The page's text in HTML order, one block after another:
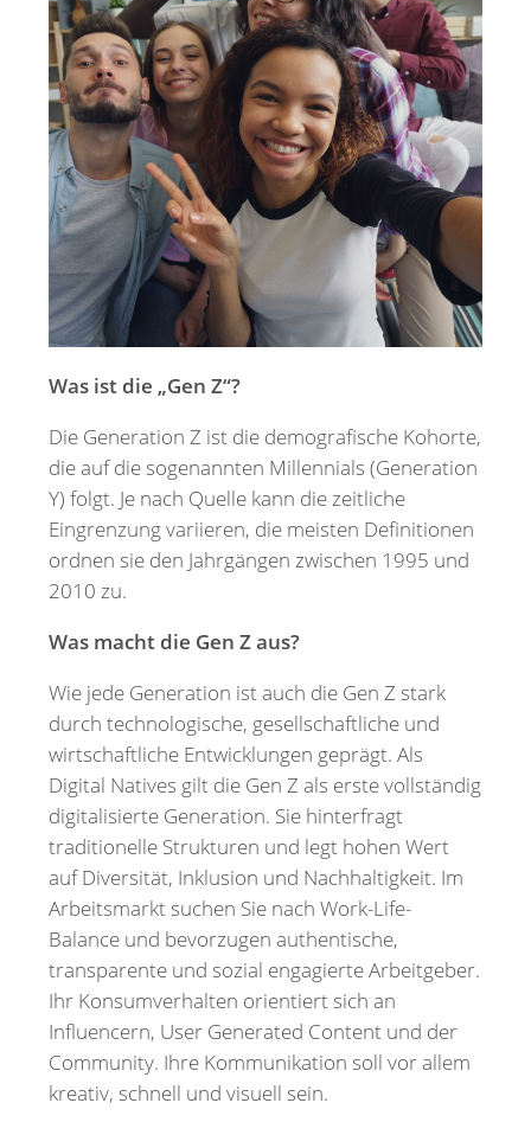
Merkzettel
Newsletter
Was ist die „Gen Z“?
Die Generation Z ist die demografische Kohorte,
die auf die sogenannten Millennials (Generation
Y) folgt. Je nach Quelle kann die zeitliche
Eingrenzung variieren, die meisten Definitionen
ordnen sie den Jahrgängen zwischen 1995 und
2010 zu.
Was macht die Gen Z aus?
Wie jede Generation ist auch die Gen Z stark
durch technologische, gesellschaftliche und
wirtschaftliche Entwicklungen geprägt. Als
Digital Natives gilt die Gen Z als erste vollständig
digitalisierte Generation. Sie hinterfragt
traditionelle Strukturen und legt hohen Wert
auf Diversität, Inklusion und Nachhaltigkeit. Im
Arbeitsmarkt suchen Sie nach Work-Life-
Balance und bevorzugen authentische,
transparente und sozial engagierte Arbeitgeber.
Ihr Konsumverhalten orientiert sich an
Influencern, User Generated Content und der
Community. Ihre Kommunikation soll vor allem
kreativ, schnell und visuell sein.